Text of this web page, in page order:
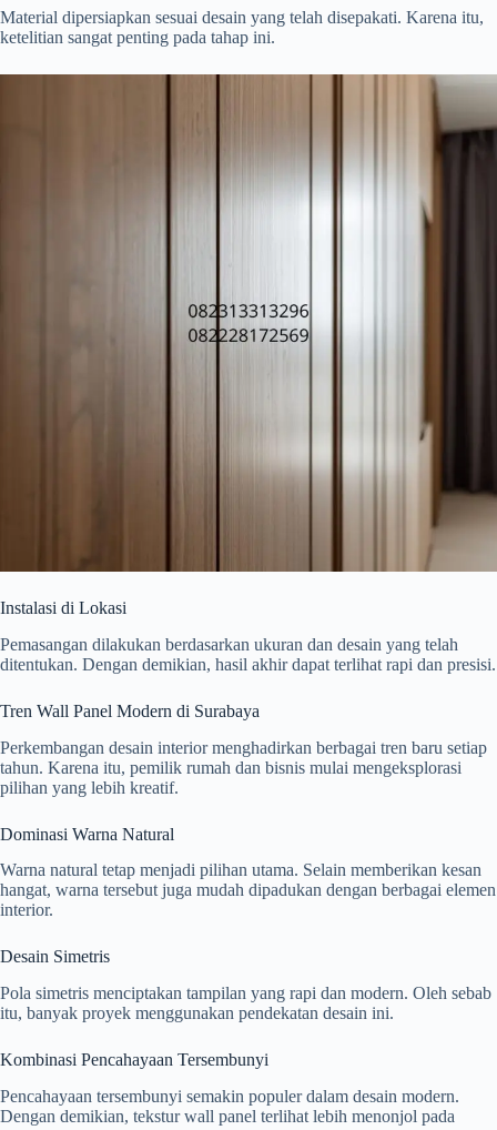
Material dipersiapkan sesuai desain yang telah disepakati. Karena itu,
ketelitian sangat penting pada tahap ini.
Instalasi di Lokasi
Pemasangan dilakukan berdasarkan ukuran dan desain yang telah
ditentukan. Dengan demikian, hasil akhir dapat terlihat rapi dan presisi.
Tren Wall Panel Modern di Surabaya
Perkembangan desain interior menghadirkan berbagai tren baru setiap
tahun. Karena itu, pemilik rumah dan bisnis mulai mengeksplorasi
pilihan yang lebih kreatif.
Dominasi Warna Natural
Warna natural tetap menjadi pilihan utama. Selain memberikan kesan
hangat, warna tersebut juga mudah dipadukan dengan berbagai elemen
interior.
Desain Simetris
Pola simetris menciptakan tampilan yang rapi dan modern. Oleh sebab
itu, banyak proyek menggunakan pendekatan desain ini.
Kombinasi Pencahayaan Tersembunyi
Pencahayaan tersembunyi semakin populer dalam desain modern.
Dengan demikian, tekstur wall panel terlihat lebih menonjol pada